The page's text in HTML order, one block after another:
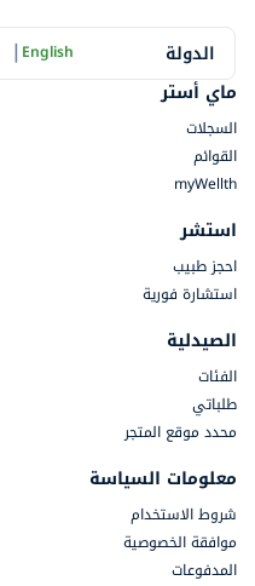
الدولة |English
ماي أستر
السجلات
القوائم
myWellth
استشر
احجز طبيب
استشارة فورية
الصيدلية
الفئات
طلباتي
محدد موقع المتجر
معلومات السياسة
شروط الاستخدام
موافقة الخصوصية
المدفوعات